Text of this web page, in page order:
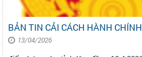
BẢN TIN CẢI CÁCH HÀNH CHÍNH
13/04/2026